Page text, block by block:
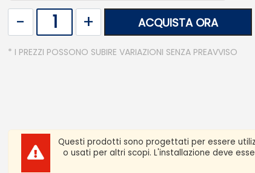
ACQUISTA ORA
* I PREZZI POSSONO SUBIRE VARIAZIONI SENZA PREAVVISO
Questi prodotti sono progettati per essere
o usati per altri scopi. L'installazione deve